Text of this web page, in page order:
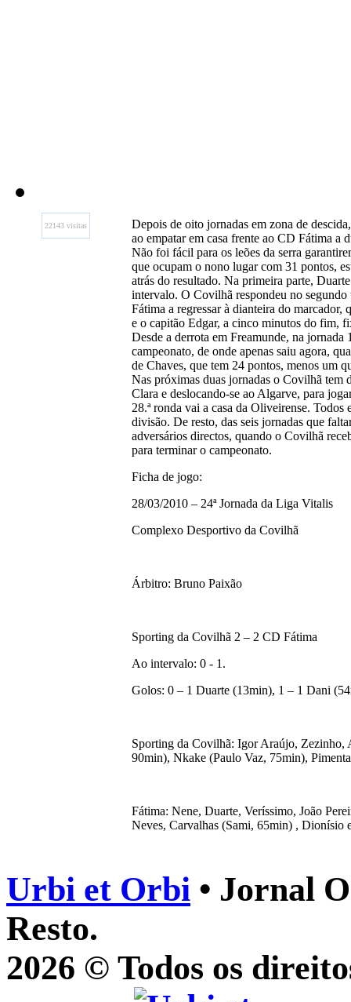
22143 visitas
Depois de oito jornadas em zona de
ao empatar em casa frente ao CD Fátima a
Não foi fácil para os leões da serra
que ocupam o nono lugar com 31 pontos,
atrás do resultado. Na primeira parte,
intervalo. O Covilhã respondeu no
Fátima a regressar à dianteira do
e o capitão Edgar, a cinco minutos do fim,
Desde a derrota em Freamunde, na
campeonato, de onde apenas saiu agora,
de Chaves, que tem 24 pontos, menos um
Nas próximas duas jornadas o Covilhã tem
Clara e deslocando-se ao Algarve, para
28.ª ronda vai a casa da Oliveirense.
divisão. De resto, das seis jornadas que
adversários directos, quando o Covilhã
para terminar o campeonato.
Ficha de jogo:
28/03/2010 – 24ª Jornada da Liga Vitalis
Complexo Desportivo da Covilhã
Árbitro: Bruno Paixão
Sporting da Covilhã 2 – 2 CD Fátima
Ao intervalo: 0 - 1.
Golos: 0 – 1 Duarte (13min), 1 – 1 Dani
Sporting da Covilhã: Igor Araújo, Zezinho,
90min), Nkake (Paulo Vaz, 75min),
Fátima: Nene, Duarte, Veríssimo, João
Neves, Carvalhas (Sami, 65min) , Dionísio
Urbi et Orbi • Jornal
Resto.
2026 © Todos os